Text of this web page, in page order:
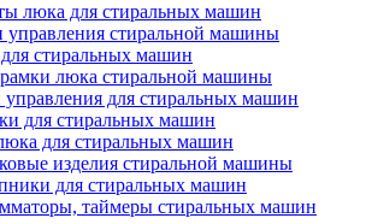
люка для стиральных машин
управления стиральной машины
стиральных машин
люка стиральной машины
для стиральных машин
для стиральных машин
для стиральных машин
изделия стиральной машины
для стиральных машин
таймеры стиральных машин